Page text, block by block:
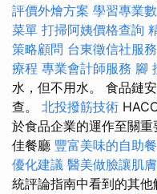
評價外燴方案 學習專業
菜單 打掃阿姨價格查詢
策略顧問 台東徵信社服務
療程 專業會計師服務 腳
水，但不用水。 食品鏈
查。 北投撥筋技術
於食品企業的運作至關重
佳餐廳 豐富美味的自助
優化建議 醫美做臉讓肌
統評論指南中看到的其